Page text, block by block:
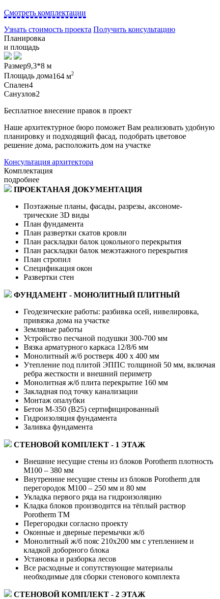
Смотреть комплектации
Узнать стоимость проекта Получить консультацию
Планировка
и площадь
Размер9,3*8 м
Площадь дома164 м2
Спален4
Санузлов2
Бесплатное внесение правок в проект
Наше архитектурное бюро поможет Вам реализовать удобную
планировку и подходящий фасад, подобрать цветовое
решение дома, расположить дом на участке
Консультация архитектора
Комплектация
подробнее
ПРОЕКТАНАЯ ДОКУМЕНТАЦИЯ
Поэтажные планы, фасады, разрезы, аксономе-
трические 3D виды
План фундамента
План развертки скатов кровли
План раскладки балок цокольного перекрытия
План раскладки балок межэтажного перекрытия
План стропил
Спецификация окон
Развертки стен
ФУНДАМЕНТ - МОНОЛИТНЫЙ ПЛИТНЫЙ
Геодезические работы: разбивка осей, нивелировка,
привязка дома на участке
Земляные работы
Устройство песчаной подушки 300-700 мм
Вязка арматурного каркаса 12/8/6 мм
Монолитный ж/б ростверк 400 х 400 мм
Утепление под плитой ЭППС толщиной 50 мм, включая
ребра жесткости и внешний периметр
Монолитная ж/б плита перекрытие 160 мм
Закладная под точку канализации
Монтаж опалубки
Бетон М-350 (В25) сертифицированный
Гидроизоляция фундамента
Заливка фундамента
СТЕНОВОЙ КОМПЛЕКТ - 1 ЭТАЖ
Внешние несущие стены из блоков Porotherm плотность
М100 – 380 мм
Внутренние несущие стены из блоков Porotherm для
перегородок М100 – 250 мм и 80 мм
Укладка первого ряда на гидроизоляцию
Кладка блоков производится на тёплый раствор
Porotherm TM
Перегородки согласно проекту
Оконные и дверные перемычки ж/б
Монолитный ж/б пояс 210х200 мм с утеплением и
кладкой доборного блока
Установка и разборка лесов
Все расходные и сопутствующие материалы
необходимые для сборки стенового комплекта
СТЕНОВОЙ КОМПЛЕКТ - 2 ЭТАЖ